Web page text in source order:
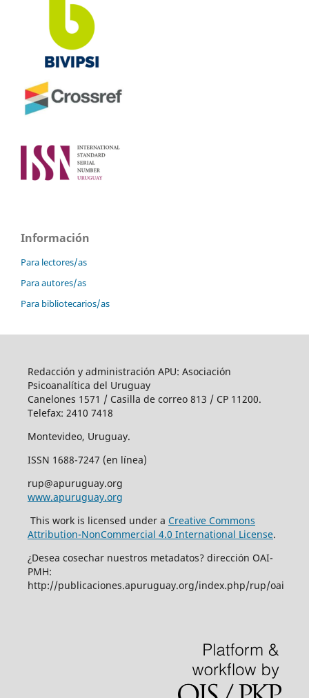
Información
Para lectores/as
Para autores/as
Para bibliotecarios/as
Redacción y administración APU: Asociación
Psicoanalítica del Uruguay
Canelones 1571 / Casilla de correo 813 / CP 11200.
Telefax: 2410 7418
Montevideo, Uruguay.
ISSN 1688-7247 (en línea)
rup@apuruguay.org
www.apuruguay.org
This work is licensed under a Creative Commons
Attribution-NonCommercial 4.0 International License.
¿Desea cosechar nuestros metadatos? dirección OAI-
PMH:
http://publicaciones.apuruguay.org/index.php/rup/oai